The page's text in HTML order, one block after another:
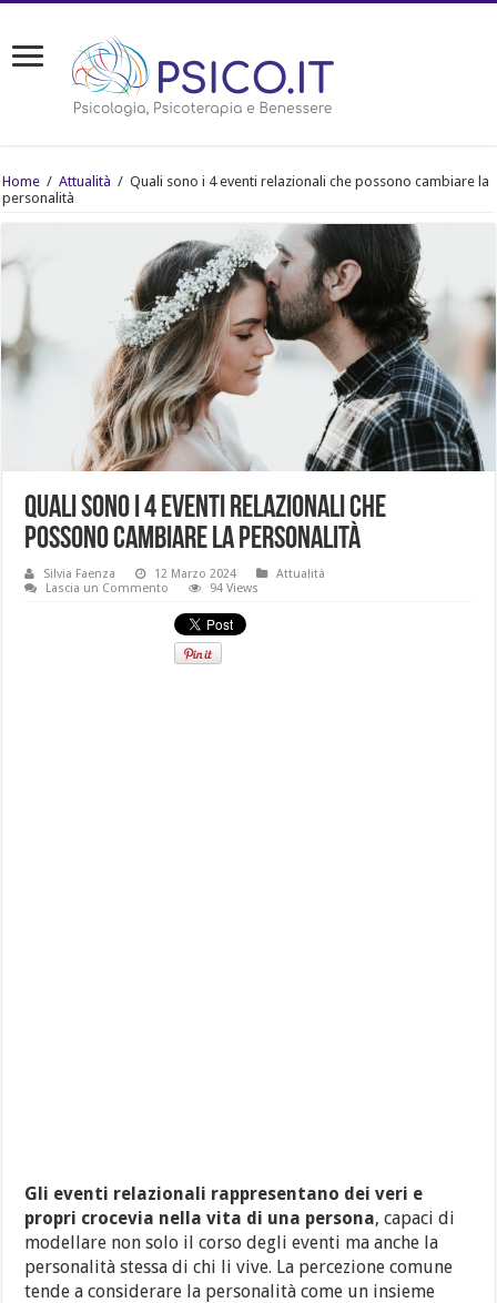
Home / Attualità / Quali sono i 4 eventi relazionali che possono cambiare la
personalità
Quali sono i 4 eventi relazionali che
possono cambiare la personalità
Silvia Faenza 12 Marzo 2024
Attualità
Lascia un Commento
94 Views
Gli eventi relazionali rappresentano dei veri e
propri crocevia nella vita di una persona, capaci di
modellare non solo il corso degli eventi ma anche la
personalità stessa di chi li vive. La percezione comune
tende a considerare la personalità come un insieme